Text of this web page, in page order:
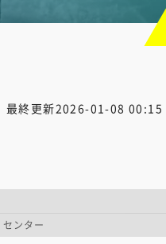
最終更新2026-01-08 00:15
ンター